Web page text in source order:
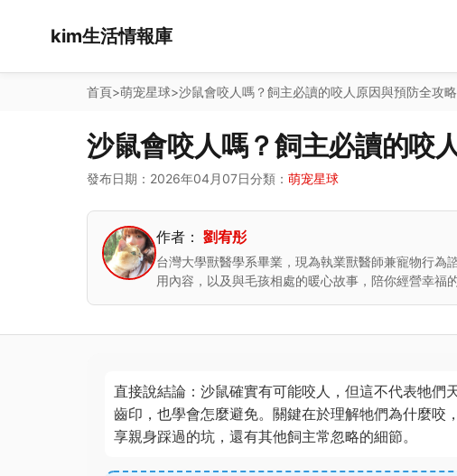
kim生活情報庫
首頁>萌宠星球>沙鼠會咬人嗎？飼主必讀的咬人原因與預防全攻略
沙鼠會咬人嗎？飼主必讀的咬
發布日期：2026年04月07日分類： 萌宠星球
作者： 劉宥彤
台灣大學獸醫學系畢業，現為執業獸醫師兼寵物行為
用內容，以及與毛孩相處的暖心故事，陪你經營幸福
直接說結論：沙鼠確實有可能咬人，但這不代表牠
齒印，也學會怎麼避免。關鍵在於理解牠們為什麼咬
享親身踩過的坑，還有其他飼主常忽略的細節。